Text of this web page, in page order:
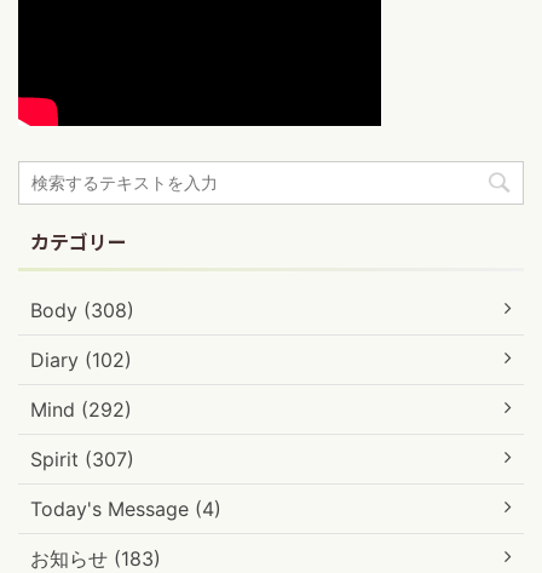
カテゴリー
Body (308)
Diary (102)
Mind (292)
Spirit (307)
Today's Message (4)
お知らせ (183)